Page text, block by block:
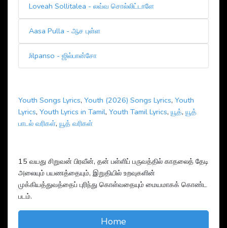
Loveah Sollitalea - லவ்வ சொல்லிட்டாளே
Aasa Pulla - ஆச புள்ள
Jilpanso - ஜில்பான்சோ
Youth Songs Lyrics, Youth (2026) Songs Lyrics, Youth
Lyrics, Youth Lyrics in Tamil, Youth Tamil Lyrics, யூத், யூத்
பாடல் வரிகள், யூத் வரிகள்
15 வயது சிறுவன் பிரவீன், தன் பள்ளிப் பருவத்தில் காதலைத் தேடி
அலையும் பயணத்தையும், இறுதியில் உறவுகளின்
முக்கியத்துவத்தைப் புரிந்து கொள்வதையும் மையமாகக் கொண்ட
படம்.
Home